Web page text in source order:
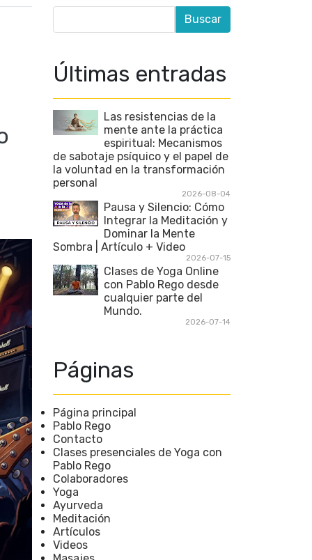
Últimas entradas
Las resistencias de la
mente ante la práctica
espiritual: Mecanismos
de sabotaje psíquico y el papel de
la voluntad en la transformación
personal
2026-08-04
Pausa y Silencio: Cómo
Integrar la Meditación y
Dominar la Mente
Sombra | Artículo + Video
2026-07-15
Clases de Yoga Online
con Pablo Rego desde
cualquier parte del
Mundo.
2026-07-14
Páginas
Página principal
Pablo Rego
Contacto
Clases presenciales de Yoga con
Pablo Rego
Colaboradores
Yoga
Ayurveda
Meditación
Artículos
Videos